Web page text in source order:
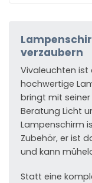
verzaubern
Vivaleuchten ist
hochwertige
bringt mit
Beratung Licht
Lampenschirm
Zubehör, er ist
und kann
Statt eine